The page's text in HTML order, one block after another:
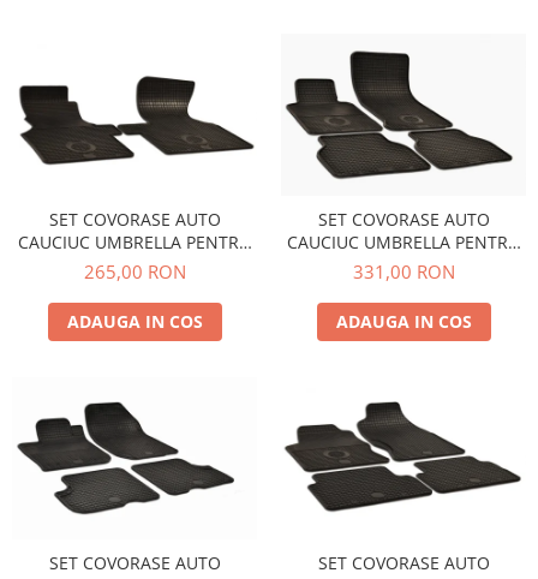
SET COVORASE AUTO
CAUCIUC UMBRELLA PENTRU
VW T4 (1990-2003) - 2 PCS
265,00 RON
ADAUGA IN COS
SET COVORASE AUTO
CAUCIUC UMBRELLA PENTRU
BMW 3er (E 46) (1998-2004)
331,00 RON
ADAUGA IN COS
SET COVORASE AUTO
SET COVORASE AUTO